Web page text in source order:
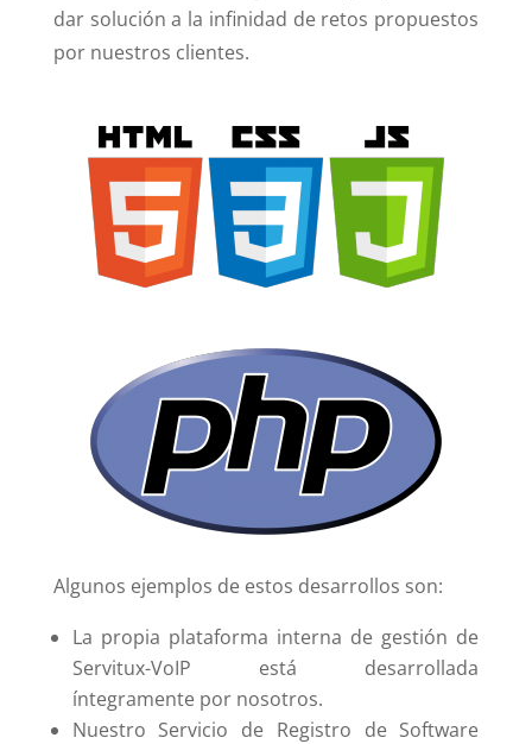
dar solución a la infinidad de retos propuestos
por nuestros clientes.
Algunos ejemplos de estos desarrollos son:
La propia plataforma interna de gestión de
Servitux-VoIP está desarrollada
íntegramente por nosotros.
Nuestro Servicio de Registro de Software